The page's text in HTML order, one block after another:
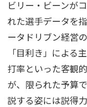
ビリー・ビーンが
れた選手データを
ータドリブン経営
「目利き」による
打率といった客観
が、限られた予算
説する姿には説得